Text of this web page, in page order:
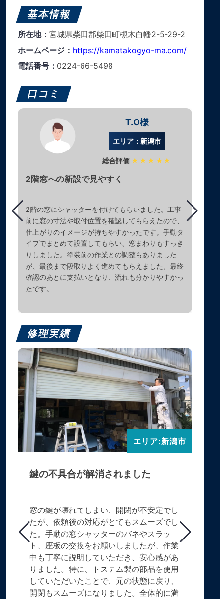
基本情報
所在地： 宮城県柴田郡柴田町槻木白幡2-5-29-2
ホームページ： https://kamatakogyo-ma.com/
電話番号： 0224-66-5498
口コミ
T.O様
エリア：新潟市
総合評価 ★★★★★
2階窓への新設で見やすく
2階の窓にシャッターを付けてもらいました。工事
前に窓の寸法や取付位置を確認してもらえたので、
仕上がりのイメージが持ちやすかったです。手動タ
イプでまとめて設置してもらい、窓まわりもすっき
りしました。塗装前の作業との調整もありました
が、最後まで段取りよく進めてもらえました。最終
確認のあとに支払いとなり、流れも分かりやすかっ
たです。
修理実績
エリア:新潟市
鍵の不具合が解消されました
窓の鍵が壊れてしまい、開閉が不安定でし
たが、依頼後の対応がとてもスムーズでし
た。手動の窓シャッターのバネやスラッ
ト、座板の交換をお願いしましたが、作業
中も丁寧に説明していただき、安心感があ
りました。特に、トステム製の部品を使用
していただいたことで、元の状態に戻り、
開閉もスムーズになりました。全体的に満